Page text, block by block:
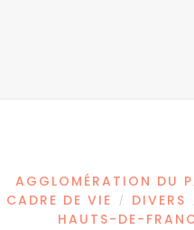
AGGLOMÉRATION DU
CADRE DE VIE / DIVERS
HAUTS-DE-